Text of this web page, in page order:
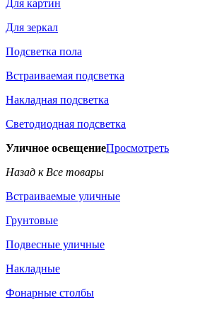
Для картин
Для зеркал
Подсветка пола
Встраиваемая подсветка
Накладная подсветка
Светодиодная подсветка
Уличное освещениеПросмотреть
Назад к Все товары
Встраиваемые уличные
Грунтовые
Подвесные уличные
Накладные
Фонарные столбы